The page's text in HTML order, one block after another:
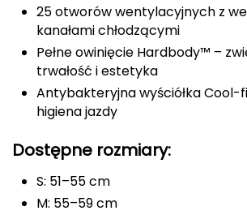
Fjord Nansen
G
GIVOVA
GSI Outdoors
Gear Aid
Gerber
25 otworów wentylacyjnych z
kanałami chłodzącymi
Pełne owinięcie Hardbody™ –
trwałość i estetyka
Antybakteryjna wyściółka
higiena jazdy
Dostępne rozmiary:
S: 51–55 cm
M: 55–59 cm